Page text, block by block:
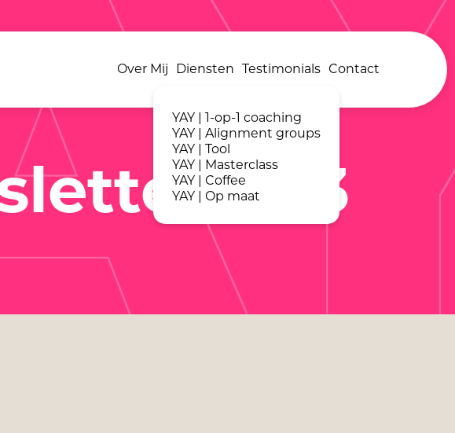
Over Mij Diensten
YAY | 1-op-1 coaching
YAY | Alignment groups
YAY | Tool
YAY | Masterclass
YAY | Coffee
YAY | Op maat
Testimonials Contact
#43